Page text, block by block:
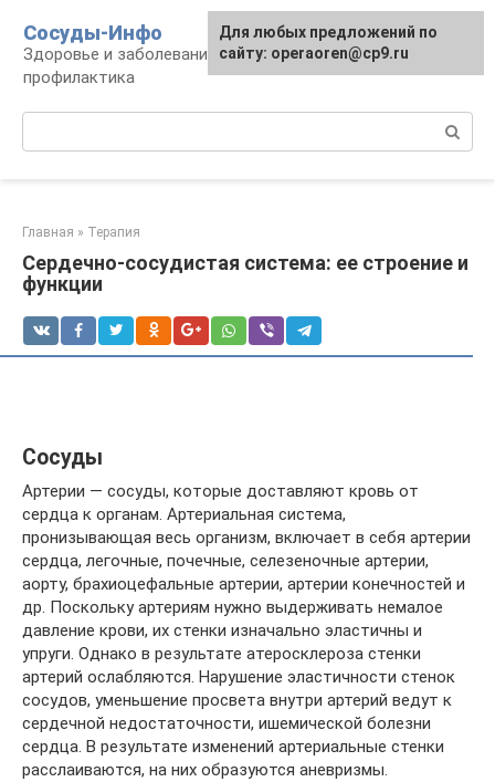
контенту
Сосуды-Инфо
Здоровье и заболевания сосудов и сердца,
профилактика
Главная » Терапия
Сердечно-сосудистая система: ее строение и
функции
Сосуды
Артерии — сосуды, которые доставляют кровь от
сердца к органам. Артериальная система,
пронизывающая весь организм, включает в себя артерии
сердца, легочные, почечные, селезеночные артерии,
аорту, брахиоцефальные артерии, артерии конечностей и
др. Поскольку артериям нужно выдерживать немалое
давление крови, их стенки изначально эластичны и
упруги. Однако в результате атеросклероза стенки
артерий ослабляются. Нарушение эластичности стенок
сосудов, уменьшение просвета внутри артерий ведут к
сердечной недостаточности, ишемической болезни
сердца. В результате изменений артериальные стенки
расслаиваются, на них образуются аневризмы.
Для любых предложений по
сайту: operaoren@cp9.ru